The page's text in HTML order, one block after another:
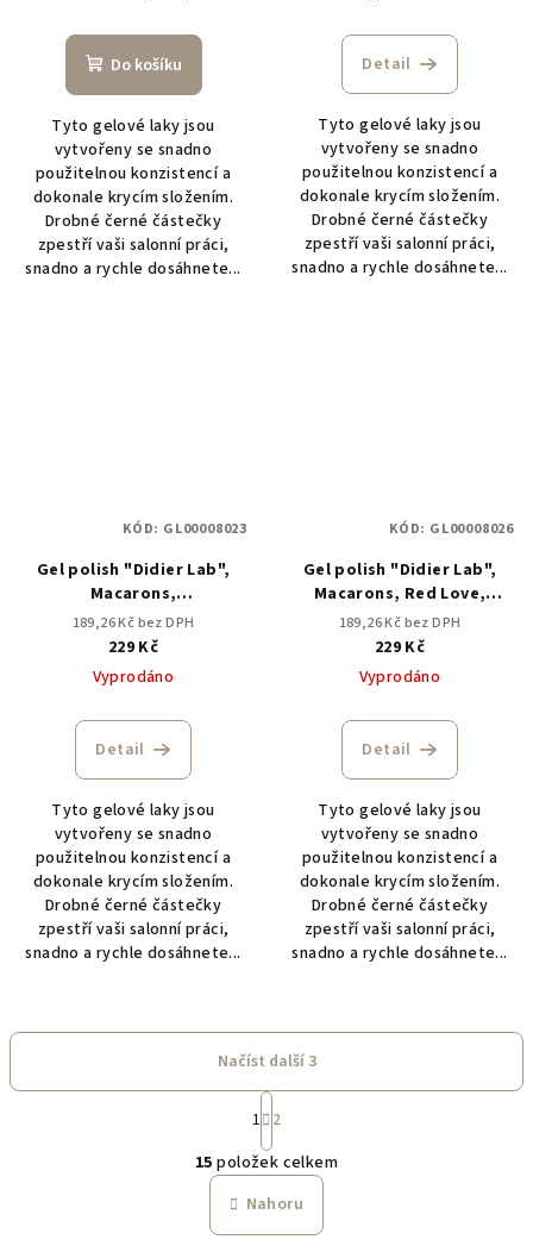
Do košíku
Tyto gelové laky jsou
vytvořeny se snadno
použitelnou konzistencí a
dokonale krycím složením.
Drobné černé částečky
zpestří vaši salonní práci,
snadno a rychle dosáhnete...
Detail
Tyto gelové laky jsou
vytvořeny se snadno
použitelnou konzistencí a
dokonale krycím složením.
Drobné černé částečky
zpestří vaši salonní práci,
snadno a rychle dosáhnete...
Gel polish "Didier Lab",
Macarons,
Praline,HEMA&TPO free,
10ml
189,26 Kč bez DPH
229 Kč
Vyprodáno
Detail
Tyto gelové laky jsou
vytvořeny se snadno
použitelnou konzistencí a
dokonale krycím složením.
Drobné černé částečky
zpestří vaši salonní práci,
snadno a rychle dosáhnete...
KÓD: GL00008023
Gel polish "Didier Lab",
Macarons, Red Love,
HEMA&TPO free, 10ml
189,26 Kč bez DPH
229 Kč
Vyprodáno
Detail
Tyto gelové laky jsou
vytvořeny se snadno
použitelnou konzistencí a
dokonale krycím složením.
Drobné černé částečky
zpestří vaši salonní práci,
snadno a rychle dosáhnete...
KÓD: GL00008026
O
v
l
Načíst další 3
S
t
r
á
n
k
o
1 2
15 položek celkem
Nahoru